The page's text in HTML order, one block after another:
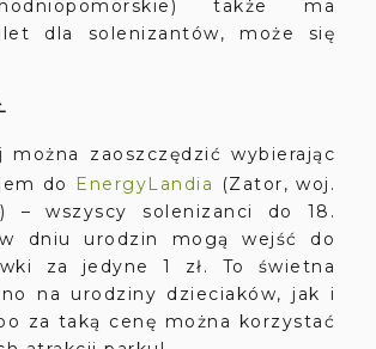
także ma
dla solenizantów, może się
zaoszczędzić wybierając
do EnergyLandia
(Zator, woj.
– wszyscy solenizanci do 18.
dniu urodzin mogą wejść do
za jedyne 1 zł. To świetna
na urodziny dzieciaków, jak i
za taką cenę można korzystać